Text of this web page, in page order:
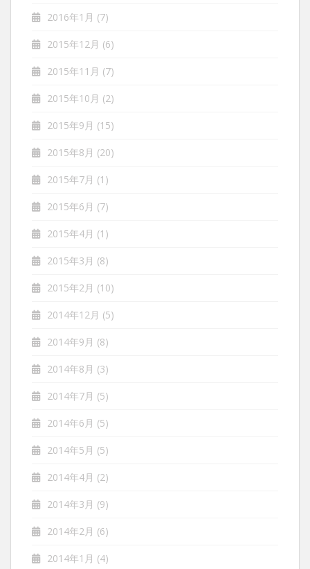
2016年1月 (7)
2015年12月 (6)
2015年11月 (7)
2015年10月 (2)
2015年9月 (15)
2015年8月 (20)
2015年7月 (1)
2015年6月 (7)
2015年4月 (1)
2015年3月 (8)
2015年2月 (10)
2014年12月 (5)
2014年9月 (8)
2014年8月 (3)
2014年7月 (5)
2014年6月 (5)
2014年5月 (5)
2014年4月 (2)
2014年3月 (9)
2014年2月 (6)
2014年1月 (4)